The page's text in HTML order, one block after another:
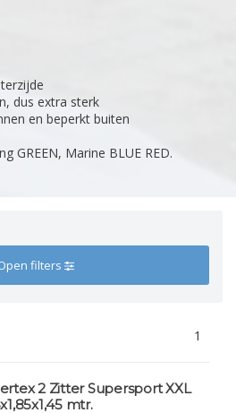
dus extra sterk
en beperkt buiten
GREEN, Marine BLUE RED.
filters
1
2 Zitter Supersport XXL
mtr.